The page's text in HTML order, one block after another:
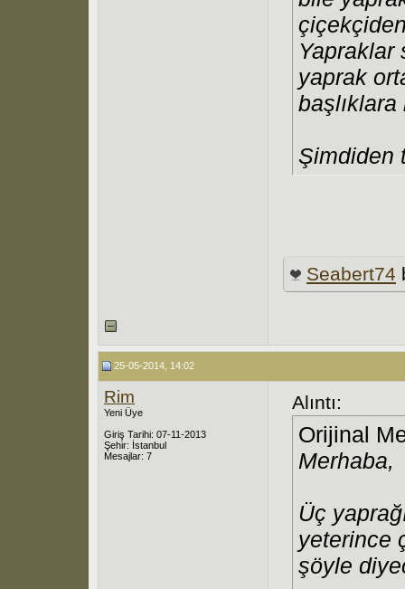
Yapraklar
yaprak
başlıklara
Şimdiden
Seabert74
25-05-2014, 14:02
Rim
Yeni Üye
Giriş Tarihi: 07-11-2013
Şehir: İstanbul
Mesajlar: 7
Alıntı:
Orijinal
Merhaba,
Üç
yeterince
şöyle